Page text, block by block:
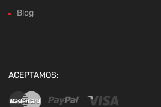
Blog
ACEPTAMOS: